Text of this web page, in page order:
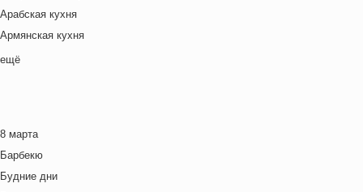
Арабская кухня
Армянская кухня
Белорусская
Венгерская кухня
Греческая кухня
Грузинская кухня
ещё
8 марта
Барбекю
Будние дни